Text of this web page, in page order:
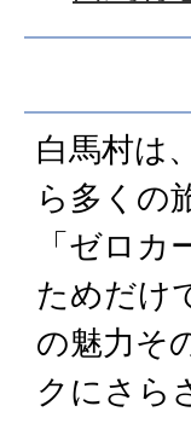
白馬村は
ら多くの
「ゼロ
ためだけ
の魅力そ
クにさら